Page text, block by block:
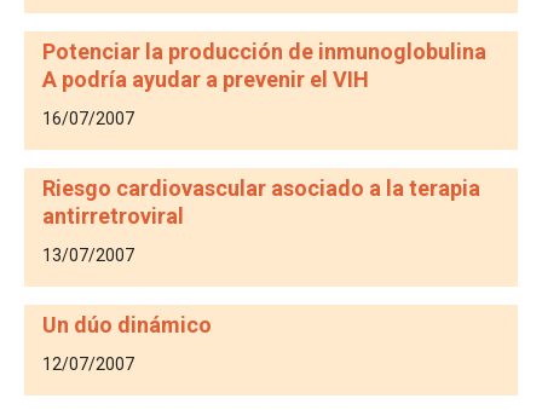
Potenciar la producción de inmunoglobulina
A podría ayudar a prevenir el VIH
16/07/2007
Riesgo cardiovascular asociado a la terapia
antirretroviral
13/07/2007
Un dúo dinámico
12/07/2007